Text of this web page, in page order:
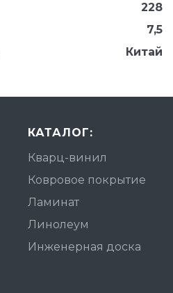
228
7,5
Китай
КАТАЛОГ:
Кварц-винил
Ковровое покрытие
Ламинат
Линолеум
Инженерная доска